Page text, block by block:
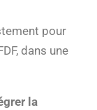
pour
dans une
la